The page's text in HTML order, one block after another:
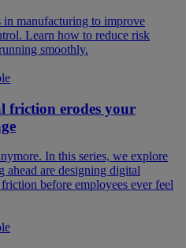
in manufacturing to improve
Learn how to reduce risk
smoothly.
friction erodes your
In this series, we explore
ahead are designing digital
before employees ever feel